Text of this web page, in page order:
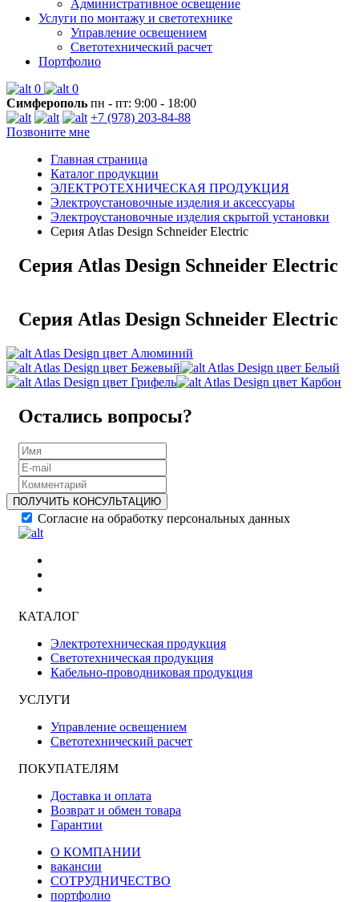
Административное освещение
Услуги по монтажу и светотехнике
Управление освещением
Светотехнический расчет
Портфолио
0
0
Симферополь пн - пт: 9:00 - 18:00
+7 (978) 203-84-88
Позвоните мне
Главная страница
Каталог продукции
ЭЛЕКТРОТЕХНИЧЕСКАЯ ПРОДУКЦИЯ
Электроустановочные изделия и аксессуары
Электроустановочные изделия скрытой установки
Серия Atlas Design Schneider Electric
Серия Atlas Design Schneider Electric
Серия Atlas Design Schneider Electric
Atlas Design цвет Алюминий
Atlas Design цвет Бежевый
Atlas Design цвет Белый
Atlas Design цвет Грифель
Atlas Design цвет Карбон
Остались вопросы?
ПОЛУЧИТЬ КОНСУЛЬТАЦИЮ
Согласие на обработку персональных данных
КАТАЛОГ
Электротехническая продукция
Светотехническая продукция
Кабельно-проводниковая продукция
УСЛУГИ
Управление освещением
Светотехнический расчет
ПОКУПАТЕЛЯМ
Доставка и оплата
Возврат и обмен товара
Гарантии
О КОМПАНИИ
вакансии
СОТРУДНИЧЕСТВО
портфолио